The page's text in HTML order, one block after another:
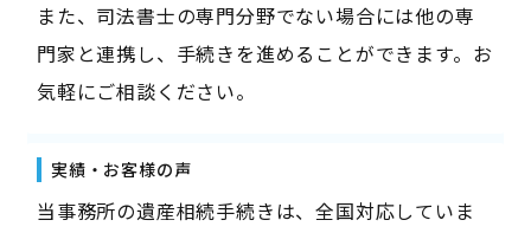
また、司法書士の専門分野でない場合には他の専
門家と連携し、手続きを進めることができます。お
気軽にご相談ください。
実績・お客様の声
当事務所の遺産相続手続きは、全国対応していま